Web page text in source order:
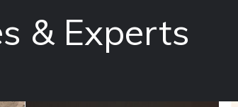
& Experts